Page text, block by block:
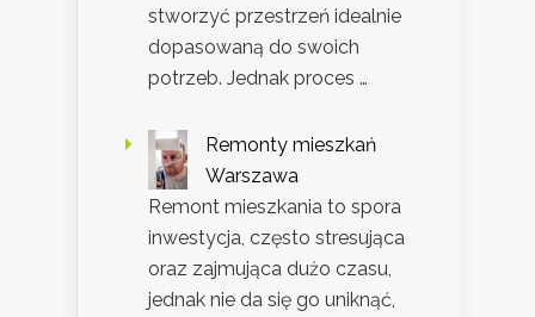
stworzyć przestrzeń idealnie
dopasowaną do swoich
potrzeb. Jednak proces …
Remonty mieszkań
Warszawa
Remont mieszkania to spora
inwestycja, często stresująca
oraz zajmująca dużo czasu,
jednak nie da się go uniknąć,